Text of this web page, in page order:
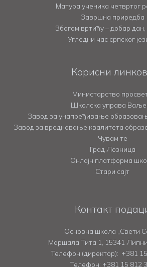
Матура ученика четвртог
Завршна приредба
Збогом вртићу – добар
Угледни час српског
Корисни
Министарство
Школска управа
Завод за унапређивање
Завод за вредновање квалитета
Чувам те
Град Лозница
Онлајн платформа
Стари сајт
Контакт
Основна школа „Свети
Маршала Тита 1, 15341
Телефон (директор): +381
Телефон: +381 15 812